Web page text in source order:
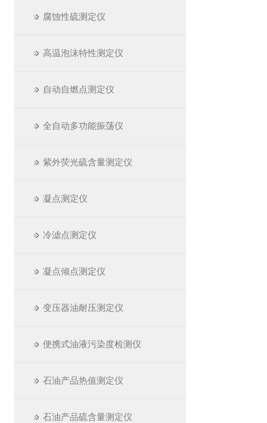
腐蚀性硫测定仪
高温泡沫特性测定仪
自动自燃点测定仪
全自动多功能振荡仪
紫外荧光硫含量测定仪
凝点测定仪
冷滤点测定仪
凝点倾点测定仪
变压器油耐压测定仪
便携式油液污染度检测仪
石油产品热值测定仪
石油产品硫含量测定仪